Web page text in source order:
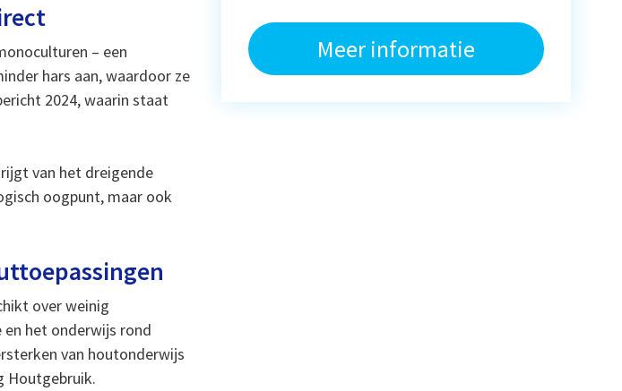
– een
hars aan, waardoor ze
2024, waarin staat
van het dreigende
oogpunt, maar ook
over weinig
het onderwijs rond
van houtonderwijs
Houtgebruik.
Meer informatie